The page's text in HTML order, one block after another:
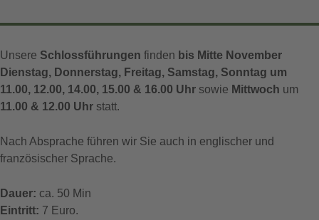
Unsere Schlossführungen finden bis Mitte November
Dienstag, Donnerstag, Freitag, Samstag, Sonntag um
11.00, 12.00, 14.00, 15.00 & 16.00 Uhr sowie Mittwoch um
11.00 & 12.00 Uhr statt.
Nach Absprache führen wir Sie auch in englischer und
französischer Sprache.
Dauer: ca. 50 Min
Eintritt: 7 Euro.